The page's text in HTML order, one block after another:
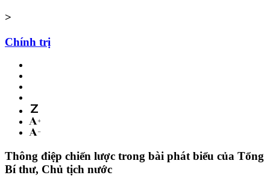
>
Chính trị
Thông điệp chiến lược trong bài phát biểu của Tổng
Bí thư, Chủ tịch nước